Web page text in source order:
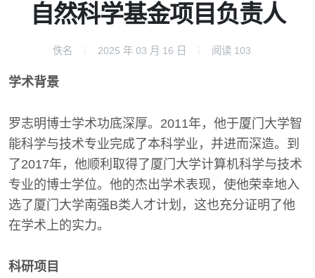
自然科学基金项目负责人
佚名 2025 年 03 月 16 日 阅读 103
学术背景
罗志明博士学术功底深厚。2011年，他于厦门大学智
能科学与技术专业完成了本科学业，并进而深造。到
了2017年，他顺利取得了厦门大学计算机科学与技术
专业的博士学位。他的杰出学术表现，使他荣幸地入
选了厦门大学南强B类人才计划，这也充分证明了他
在学术上的实力。
科研项目